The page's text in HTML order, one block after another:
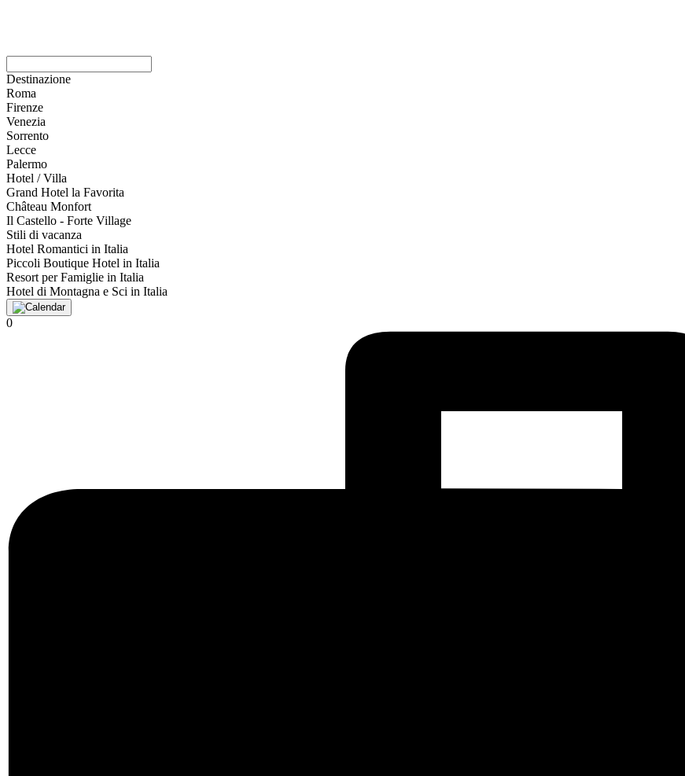
Destinazione
Roma
Firenze
Venezia
Sorrento
Lecce
Palermo
Hotel / Villa
Grand Hotel la Favorita
Château Monfort
Il Castello - Forte Village
Stili di vacanza
Hotel Romantici in Italia
Piccoli Boutique Hotel in Italia
Resort per Famiglie in Italia
Hotel di Montagna e Sci in Italia
0